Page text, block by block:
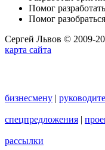
Помог
Помог
Сергей Львов © 2009-
карта сайта
бизнесмену |
спецпредложения |
рассылки